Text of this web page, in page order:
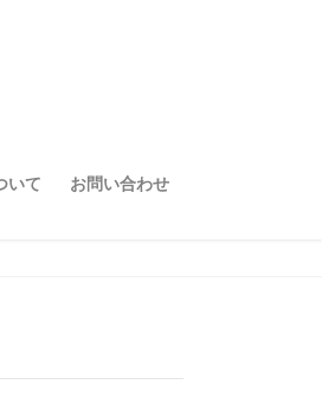
いて お問い合わせ